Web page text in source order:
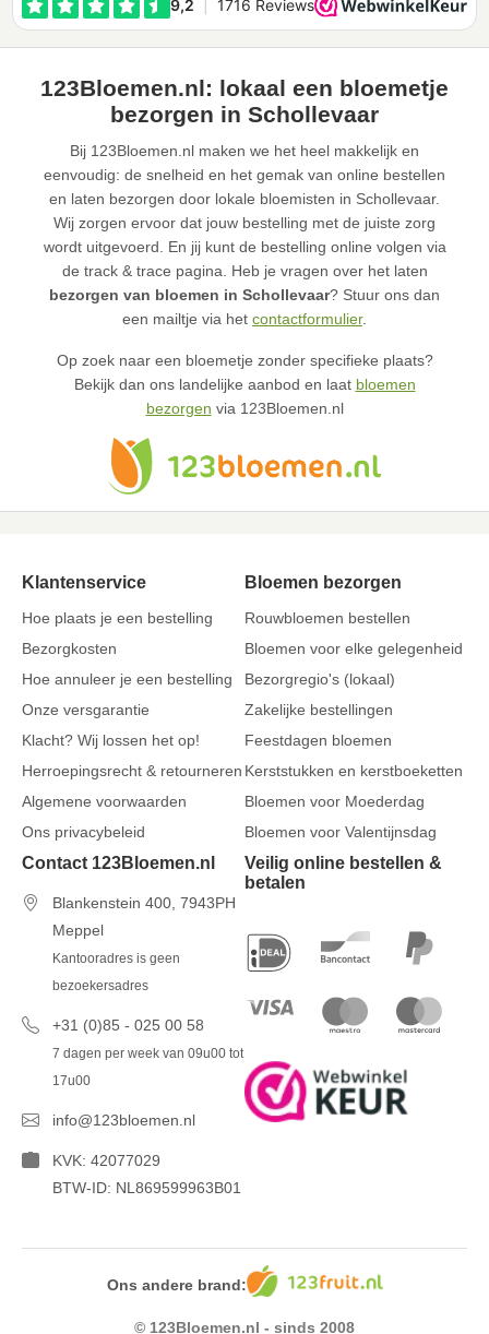
123Bloemen.nl: lokaal een bloemetje
bezorgen in Schollevaar
Bij 123Bloemen.nl maken we het heel makkelijk en
eenvoudig: de snelheid en het gemak van online bestellen
en laten bezorgen door lokale bloemisten in Schollevaar.
Wij zorgen ervoor dat jouw bestelling met de juiste zorg
wordt uitgevoerd. En jij kunt de bestelling online volgen via
de track & trace pagina. Heb je vragen over het laten
bezorgen van bloemen in Schollevaar? Stuur ons dan
een mailtje via het contactformulier.
Op zoek naar een bloemetje zonder specifieke plaats?
Bekijk dan ons landelijke aanbod en laat bloemen
bezorgen via 123Bloemen.nl
Klantenservice
Hoe plaats je een bestelling
Bezorgkosten
Hoe annuleer je een bestelling
Onze versgarantie
Klacht? Wij lossen het op!
Herroepingsrecht & retourneren
Algemene voorwaarden
Ons privacybeleid
Bloemen bezorgen
Rouwbloemen bestellen
Bloemen voor elke gelegenheid
Bezorgregio's (lokaal)
Zakelijke bestellingen
Feestdagen bloemen
Kerststukken en kerstboeketten
Bloemen voor Moederdag
Bloemen voor Valentijnsdag
Contact 123Bloemen.nl
Blankenstein 400, 7943PH
Meppel
Kantooradres is geen
bezoekersadres
+31 (0)85 - 025 00 58
7 dagen per week van 09u00 tot
17u00
info@123bloemen.nl
KVK: 42077029
BTW-ID: NL869599963B01
Veilig online bestellen &
betalen
Ons andere brand:
© 123Bloemen.nl - sinds 2008